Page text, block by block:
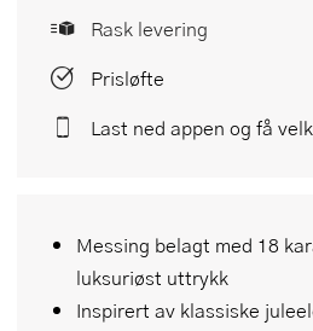
Messing belagt med 18
luksuriøst uttrykk
Inspirert av klassiske
Rask levering
Prisløfte
Last ned appen og få